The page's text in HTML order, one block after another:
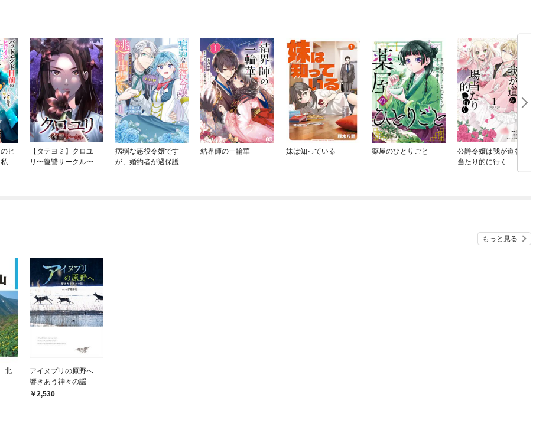
ヒ
、
【タテヨミ】クロユ
リ〜復讐サークル〜
病弱な悪役令嬢です
が、婚約者が過保護す
結界師の一輪華 妹は知っている 薬屋のひとりごと
公爵令嬢は我が道を場
当たり的に行く
もっと見る
北
アイヌプリの原野へ
響きあう神々の謡
2,530